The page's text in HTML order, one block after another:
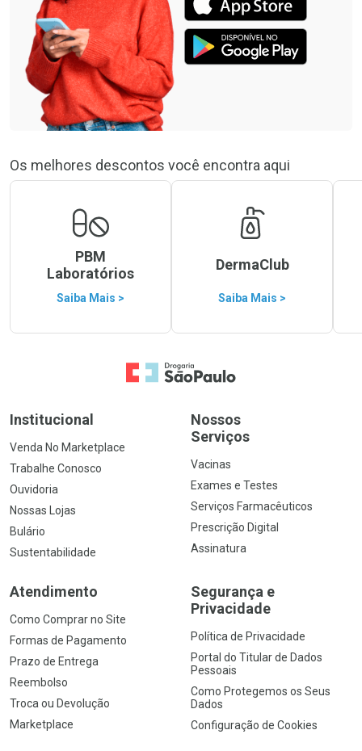
Os melhores descontos você encontra aqui
PBM
Laboratórios
Saiba Mais >
DermaClub
Saiba Mais >
Ir para a Home
Institucional
Venda No Marketplace
Trabalhe Conosco
Ouvidoria
Nossas Lojas
Bulário
Sustentabilidade
Nossos
Serviços
Vacinas
Exames e Testes
Serviços Farmacêuticos
Prescrição Digital
Assinatura
Atendimento
Como Comprar no Site
Formas de Pagamento
Prazo de Entrega
Reembolso
Troca ou Devolução
Marketplace
Segurança e
Privacidade
Política de Privacidade
Portal do Titular de Dados
Pessoais
Como Protegemos os Seus
Dados
Configuração de Cookies